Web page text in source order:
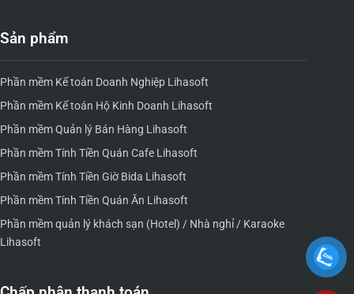
Sản phẩm
Phần mềm Kế toán Doanh Nghiệp Lihasoft
Phần mềm Kế toán Hộ Kinh Doanh Lihasoft
Phần mềm Quản lý Bán Hàng Lihasoft
Phần mềm Tính Tiền Quán Cafe Lihasoft
Phần mềm Tính Tiền Giờ Bida Lihasoft
Phần mềm Tính Tiền Quán Ăn Lihasoft
Phần mềm quản lý khách sạn (Hotel) / Nhà nghỉ / Karaoke
Lihasoft